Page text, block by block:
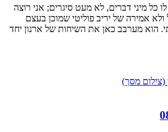
לו כל מיני דברים, לא מעט סיגרים; אני רוצה
אמירה של יריב פוליטי שמוכן בעצם
הוא מערבב כאן את השיחות של ארנון יחד